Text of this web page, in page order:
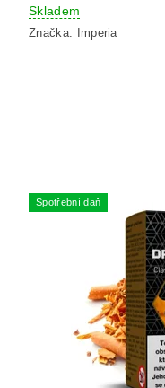
Skladem
Značka: Imperia
Spotřební daň